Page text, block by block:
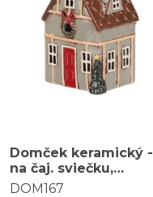
Domček keramický -
na čaj. sviečku,
vianočné, svetlo
DOM167